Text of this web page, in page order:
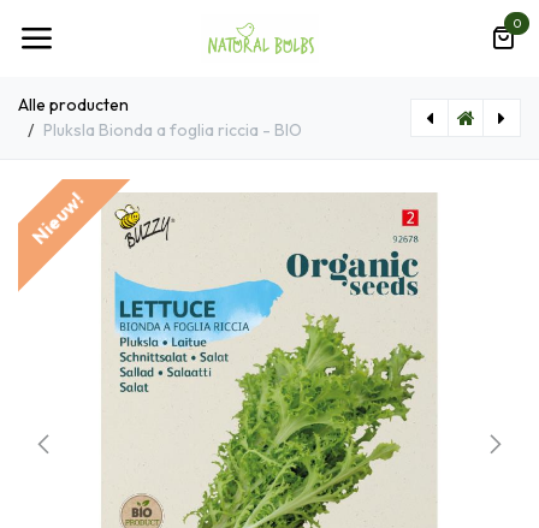
0
Alle producten
Pluksla Bionda a foglia riccia - BIO
Nieuw!